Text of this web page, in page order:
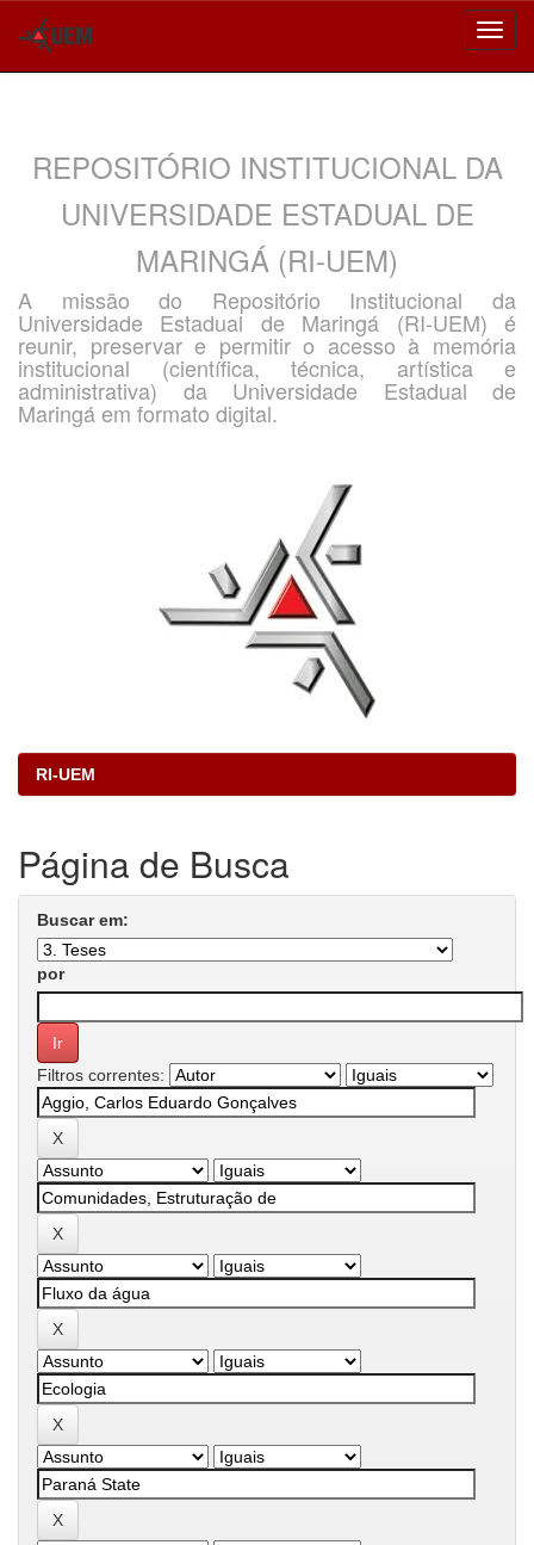
REPOSITÓRIO INSTITUCIONAL DA
UNIVERSIDADE ESTADUAL DE
MARINGÁ (RI-UEM)
A missão do Repositório Institucional da
Universidade Estadual de Maringá (RI-UEM) é
reunir, preservar e permitir o acesso à memória
institucional (científica, técnica, artística e
administrativa) da Universidade Estadual de
Maringá em formato digital.
RI-UEM
Página de Busca
Buscar em:
por
Filtros correntes: